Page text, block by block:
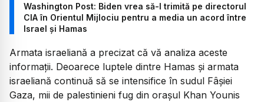
Washington Post: Biden vrea să-l trimită pe directorul
CIA în Orientul Mijlociu pentru a media un acord între
Israel și Hamas
Armata israeliană a precizat că vă analiza aceste
informații. Deoarece luptele dintre Hamas și armata
israeliană continuă să se intensifice în sudul Fâșiei
Gaza, mii de palestinieni fug din orașul Khan Younis